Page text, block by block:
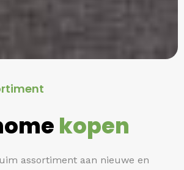
kopen
assortiment aan nieuwe en